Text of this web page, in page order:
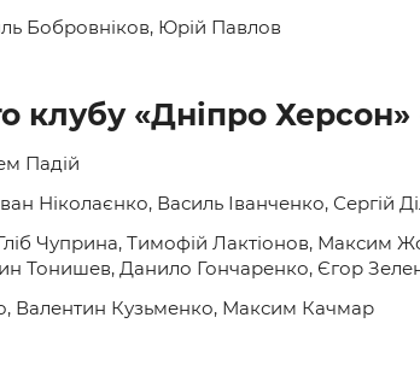
Бобровніков, Юрій Павлов
клубу «Дніпро
Падій
Ніколаєнко, Василь Іванченко,
Чуприна, Тимофій Лактіонов, Максим
Тонишев, Данило Гончаренко, Єгор
Валентин Кузьменко, Максим Качмар